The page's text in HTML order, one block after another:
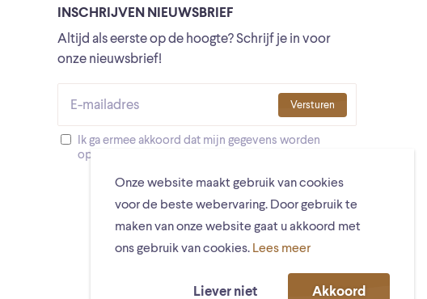
Onze website maakt gebruik van cookies
voor de beste webervaring. Door gebruik te
maken van onze website gaat u akkoord met
ons gebruik van cookies. Lees meer
Liever niet Akkoord
INSCHRIJVEN NIEUWSBRIEF
Altijd als eerste op de hoogte? Schrijf je in voor
onze nieuwsbrief!
Ik ga ermee akkoord dat mijn gegevens worden
opgeslagen
Versturen